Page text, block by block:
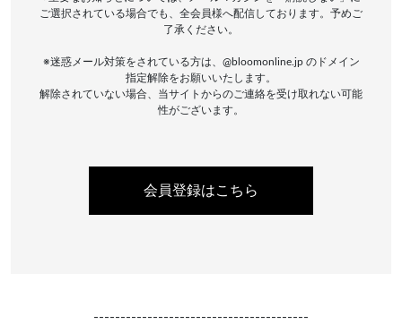
ご選択されている場合でも、全会員様へ配信しております。予めご
了承ください。
※迷惑メール対策をされている方は、@bloomonline.jp のドメイン
指定解除をお願いいたします。
解除されていない場合、当サイトからのご連絡を受け取れない可能
性がございます。
会員登録はこちら
----------------------------------------